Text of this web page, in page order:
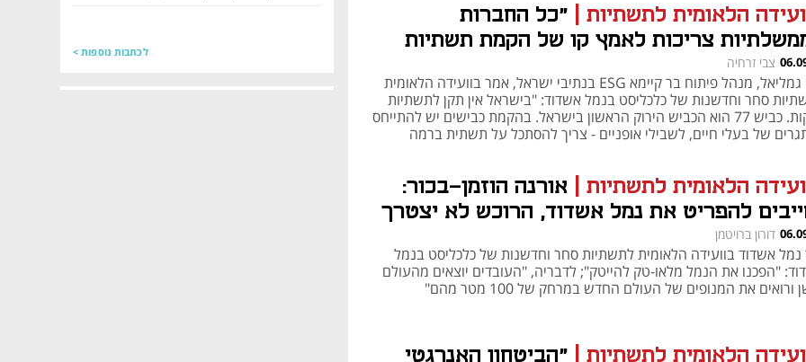
לכתבות נוספות >
הלאומית לתשתיות
"כל החברות
צריכות לאמץ קו של הקמת תשתיות
צבי זרחיה
עדי גמליאל, מנהל פיתוח בר קיימא ESG בנתיבי ישראל, אמר בוועידה הלאומית
סחר וחדשנות של כלכליסט בנמל אשדוד: "בישראל אין תקן לתשתיות
ירוקות. כביש 77 הוא הכביש הירוק הראשון בישראל. בהקמת כבישים יש להתייחס
של בעלי חיים, לשבילי אופניים - צריך להסתכל על תשתית ברמה
הלאומית לתשתיות
אורנה הוזמן-בכור:
להפריט את נמל אשדוד, הרוכש לא יצטרך
בו"
דורון ברויטמן
נמל אשדוד בוועידה הלאומית לתשתיות סחר וחדשנות של כלכליסט בנמל
"הפכנו את הנמל מלאו-טק להייטק"; לדבריה, "העובדים יוצאים מהעולם
ורואים את המנופים של העולם החדש במרחק של 100 מטר מהם"
הלאומית לתשתיות
"הביטחון האנרגטי